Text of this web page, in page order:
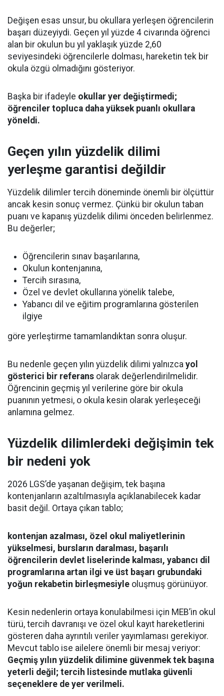
Değişen esas unsur, bu okullara yerleşen öğrencilerin
başarı düzeyiydi. Geçen yıl yüzde 4 civarında öğrenci
alan bir okulun bu yıl yaklaşık yüzde 2,60
seviyesindeki öğrencilerle dolması, hareketin tek bir
okula özgü olmadığını gösteriyor.
Başka bir ifadeyle okullar yer değiştirmedi;
öğrenciler topluca daha yüksek puanlı okullara
yöneldi.
Geçen yılın yüzdelik dilimi
yerleşme garantisi değildir
Yüzdelik dilimler tercih döneminde önemli bir ölçüttür
ancak kesin sonuç vermez. Çünkü bir okulun taban
puanı ve kapanış yüzdelik dilimi önceden belirlenmez.
Bu değerler;
Öğrencilerin sınav başarılarına,
Okulun kontenjanına,
Tercih sırasına,
Özel ve devlet okullarına yönelik talebe,
Yabancı dil ve eğitim programlarına gösterilen
ilgiye
göre yerleştirme tamamlandıktan sonra oluşur.
Bu nedenle geçen yılın yüzdelik dilimi yalnızca yol
gösterici bir referans olarak değerlendirilmelidir.
Öğrencinin geçmiş yıl verilerine göre bir okula
puanının yetmesi, o okula kesin olarak yerleşeceği
anlamına gelmez.
Yüzdelik dilimlerdeki değişimin tek
bir nedeni yok
2026 LGS’de yaşanan değişim, tek başına
kontenjanların azaltılmasıyla açıklanabilecek kadar
basit değil. Ortaya çıkan tablo;
kontenjan azalması, özel okul maliyetlerinin
yükselmesi, bursların daralması, başarılı
öğrencilerin devlet liselerinde kalması, yabancı dil
programlarına artan ilgi ve üst başarı grubundaki
yoğun rekabetin birleşmesiyle oluşmuş görünüyor.
Kesin nedenlerin ortaya konulabilmesi için MEB’in okul
türü, tercih davranışı ve özel okul kayıt hareketlerini
gösteren daha ayrıntılı veriler yayımlaması gerekiyor.
Mevcut tablo ise ailelere önemli bir mesaj veriyor:
Geçmiş yılın yüzdelik dilimine güvenmek tek başına
yeterli değil; tercih listesinde mutlaka güvenli
seçeneklere de yer verilmeli.